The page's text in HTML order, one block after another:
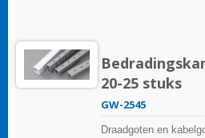
20-25 stuks
GW-2545
Draadgoten en